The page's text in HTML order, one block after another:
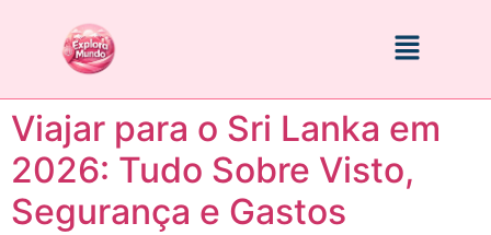
Viajar para o Sri Lanka em
2026: Tudo Sobre Visto,
Segurança e Gastos